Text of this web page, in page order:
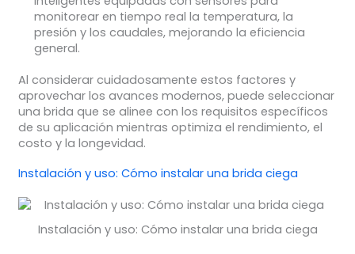
monitorear en tiempo real la temperatura, la
presión y los caudales, mejorando la eficiencia
general.
Al considerar cuidadosamente estos factores y
aprovechar los avances modernos, puede seleccionar
una brida que se alinee con los requisitos específicos
de su aplicación mientras optimiza el rendimiento, el
costo y la longevidad.
Instalación y uso: Cómo instalar una brida ciega
Instalación y uso: Cómo instalar una brida ciega